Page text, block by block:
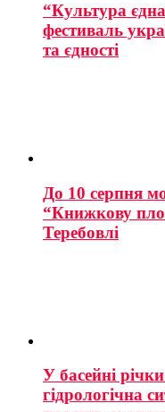
“Культура
фестиваль
та єдності
До 10 серпня
“Книжкову
Теребовлі
У басейні
гідрологічна